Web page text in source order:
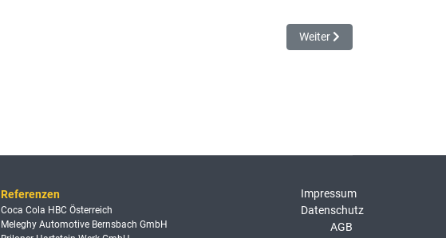
Nächster Beitrag: Messe
Weiter
Referenzen
Coca Cola HBC Österreich
Meleghy Automotive Bernsbach GmbH
Impressum
Datenschutz
AGB